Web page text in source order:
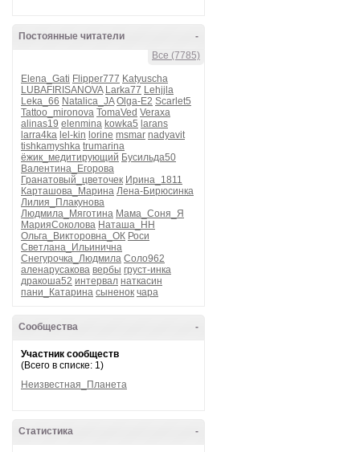
-
Постоянные читатели
Все (7785)
Elena_Gati Flipper777 Katyuscha
LUBAFIRISANOVA Larka77 Lehjjla
Leka_66 Natalica_JA Olga-E2 Scarlet5
Tattoo_mironova TomaVed Veraxa
alinas19 elenmina kowka5 larans
larra4ka lel-kin lorine msmar nadyavit
tishkamyshka trumarina
ёжик_медитирующий Бусильда50
Валентина_Егорова
Гранатовый_цветочек Ирина_1811
Карташова_Марина Лена-Бирюсинка
Лилия_Плакунова
Людмила_Мяготина Мама_Соня_Я
МарияСоколова Наташа_НН
Ольга_Викторовна_ОК Роси
Светлана_Ильинична
Снегурочка_Людмила Соло962
аленарусакова вербы груст-инка
дракоша52 интервал наткасин
пани_Катарина сыненок чара
-
Сообщества
Участник сообществ
(Всего в списке: 1)
Неизвестная_Планета
-
Статистика